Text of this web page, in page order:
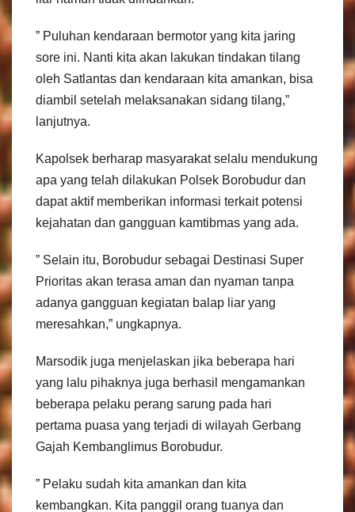
” Puluhan kendaraan bermotor yang kita jaring
sore ini. Nanti kita akan lakukan tindakan tilang
oleh Satlantas dan kendaraan kita amankan, bisa
diambil setelah melaksanakan sidang tilang,”
lanjutnya.
Kapolsek berharap masyarakat selalu mendukung
apa yang telah dilakukan Polsek Borobudur dan
dapat aktif memberikan informasi terkait potensi
kejahatan dan gangguan kamtibmas yang ada.
” Selain itu, Borobudur sebagai Destinasi Super
Prioritas akan terasa aman dan nyaman tanpa
adanya gangguan kegiatan balap liar yang
meresahkan,” ungkapnya.
Marsodik juga menjelaskan jika beberapa hari
yang lalu pihaknya juga berhasil mengamankan
beberapa pelaku perang sarung pada hari
pertama puasa yang terjadi di wilayah Gerbang
Gajah Kembanglimus Borobudur.
” Pelaku sudah kita amankan dan kita
kembangkan. Kita panggil orang tuanya dan